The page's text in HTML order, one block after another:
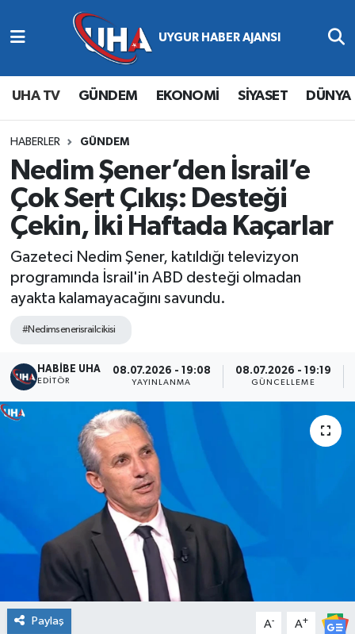
UHA TV GÜNDEM EKONOMİ SİYASET DÜNYA
HABERLER GÜNDEM
Nedim Şener’den İsrail’e
Çok Sert Çıkış: Desteği
Çekin, İki Haftada Kaçarlar
Gazeteci Nedim Şener, katıldığı televizyon
programında İsrail'in ABD desteği olmadan
ayakta kalamayacağını savundu.
#Nedimsenerisrailcikisi
HABİBE UHA
EDITÖR
08.07.2026 - 19:08
YAYINLANMA
08.07.2026 - 19:19
GÜNCELLEME
Paylaş A- A+
Abone Ol
Gündem
Ekonomi
Magazin
Siyaset
Spor
Yaşam
Nöbetçi Eczaneler
Hava Durumu
Namaz Vakitleri
Trafik Durumu
Süper Lig Puan Durumu ve Fikstür
Tüm Manşetler
Son Dakika Haberleri